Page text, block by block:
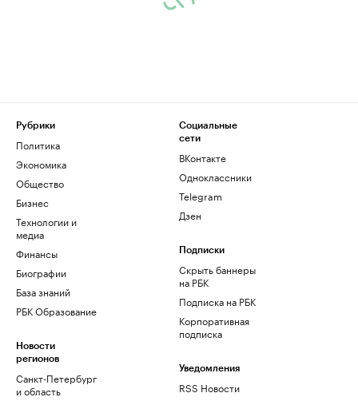
Рубрики
Политика
Экономика
Общество
Бизнес
Технологии и
медиа
Финансы
Биографии
База знаний
РБК Образование
Новости
регионов
Санкт-Петербург
и область
Социальные
сети
ВКонтакте
Одноклассники
Telegram
Дзен
Подписки
Скрыть баннеры
на РБК
Подписка на РБК
Корпоративная
подписка
Уведомления
RSS Новости